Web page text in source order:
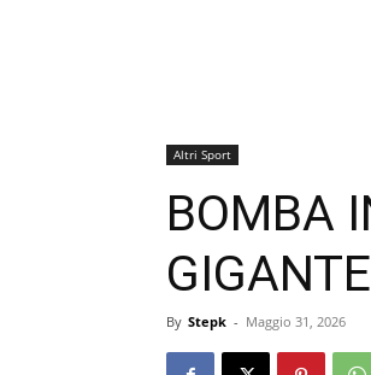
Altri Sport
BOMBA
By Stepk - Maggio 31, 2026